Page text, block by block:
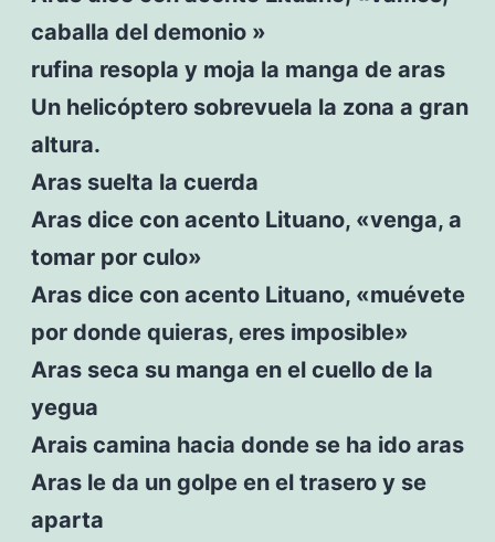
caballa del demonio »
rufina resopla y moja la manga de aras
Un helicóptero sobrevuela la zona a gran
altura.
Aras suelta la cuerda
Aras dice con acento Lituano, «venga, a
tomar por culo»
Aras dice con acento Lituano, «muévete
por donde quieras, eres imposible»
Aras seca su manga en el cuello de la
yegua
Arais camina hacia donde se ha ido aras
Aras le da un golpe en el trasero y se
aparta